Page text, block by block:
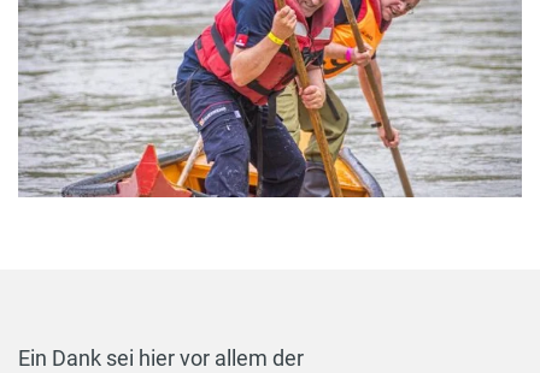
Ein Dank sei hier vor allem der